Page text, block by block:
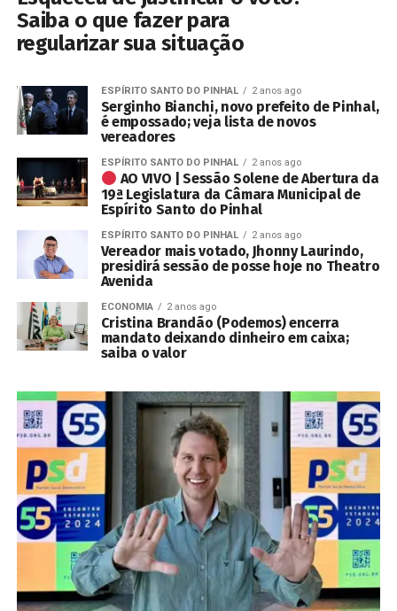
Saiba o que fazer para
regularizar sua situação
ESPÍRITO SANTO DO PINHAL 2 anos ago
Serginho Bianchi, novo prefeito de Pinhal,
é empossado; veja lista de novos
vereadores
ESPÍRITO SANTO DO PINHAL 2 anos ago
AO VIVO | Sessão Solene de Abertura da
19ª Legislatura da Câmara Municipal de
Espírito Santo do Pinhal
ESPÍRITO SANTO DO PINHAL 2 anos ago
Vereador mais votado, Jhonny Laurindo,
presidirá sessão de posse hoje no Theatro
Avenida
ECONOMIA 2 anos ago
Cristina Brandão (Podemos) encerra
mandato deixando dinheiro em caixa;
saiba o valor